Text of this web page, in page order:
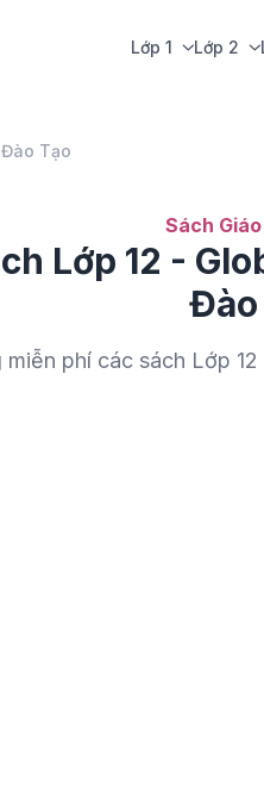
Lớp 1 Lớp 2
Tạo
Sách
Lớp 12 -
Đào
miễn phí các sách Lớp